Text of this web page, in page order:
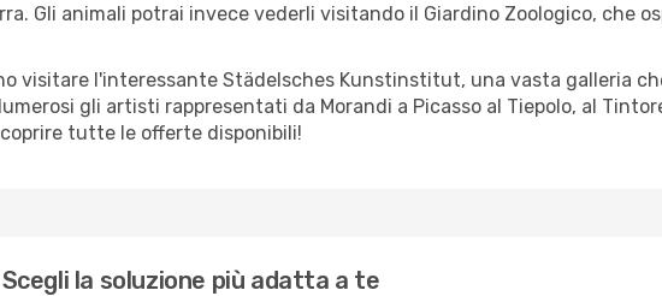
Gli animali potrai invece vederli visitando il Giardino Zoologico, che
visitare l'interessante Städelsches Kunstinstitut, una vasta galleria
gli artisti rappresentati da Morandi a Picasso al Tiepolo, al
tutte le offerte disponibili!
la soluzione più adatta a te